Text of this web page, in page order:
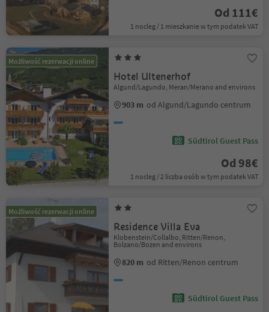
Od 111€
1 nocleg / 1 mieszkanie w tym podatek VAT
Możliwość rezerwacji online
Hotel Ultenerhof
Algund/Lagundo, Meran/Merano and environs
903 m od Algund/Lagundo centrum
Südtirol Guest Pass
Od 98€
1 nocleg / 2 liczba osób w tym podatek VAT
Możliwość rezerwacji online
Residence Villa Eva
Klobenstein/Collalbo, Ritten/Renon,
Bolzano/Bozen and environs
820 m od Ritten/Renon centrum
Südtirol Guest Pass